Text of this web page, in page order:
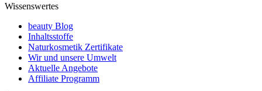
Wissenswertes
beauty Blog
Inhaltsstoffe
Naturkosmetik Zertifikate
Wir und unsere Umwelt
Aktuelle Angebote
Affiliate Programm